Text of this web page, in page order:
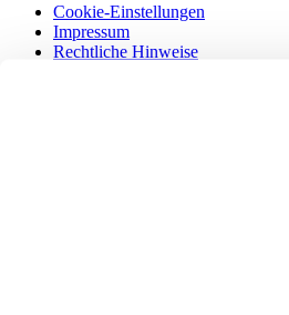
Cookie-Einstellungen
Impressum
Rechtliche Hinweise